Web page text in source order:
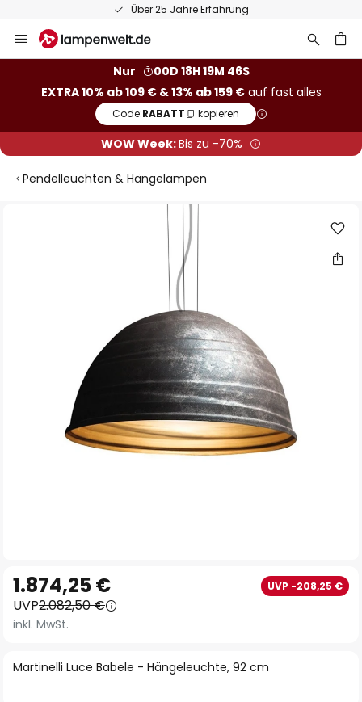
Über 25 Jahre Erfahrung
Inhalt
Nur
00D 18H 19M 45S
EXTRA 10% ab 109 € & 13% ab 159 €auf fast alles
Code:RABATT kopieren
WOW Week:Bis zu -70%
Pendelleuchten & Hängelampen
Anfang
der
Bildgalerie
Martinelli Luce Babele - Hängeleuchte, 92 cm
1.874,25 € UVP -208,25 €
UVP2.082,50 €
inkl. MwSt.